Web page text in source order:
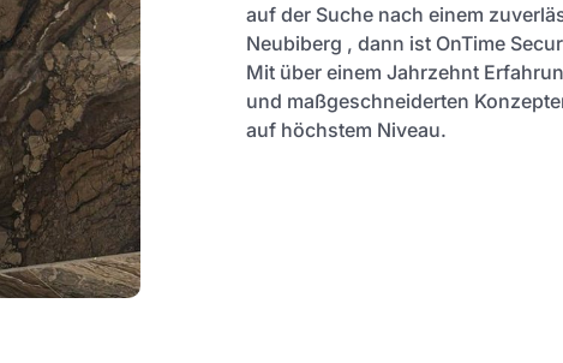
auf der Suche nach einem
Neubiberg , dann ist OnTime
Mit über einem Jahrzehnt
und maßgeschneiderten
auf höchstem Niveau.